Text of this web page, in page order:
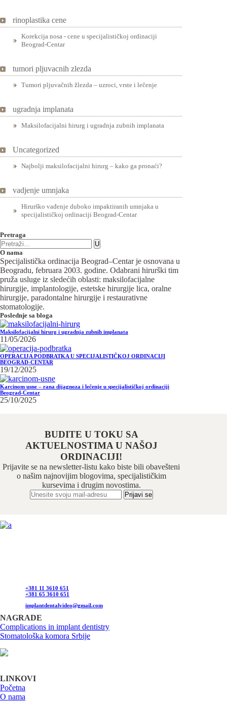
rinoplastika cene
Korekcija nosa - cene u specijalističkoj ordinaciji
Beograd-Centar
tumori pljuvacnih zlezda
Tumori pljuvačnih žlezda – uzroci, vrste i lečenje
ugradnja implanata
Maksilofacijalni hirurg i ugradnja zubnih implanata
Uncategorized
Najbolji maksilofacijalni hirurg – kako ga pronaći?
vadjenje umnjaka
Hirurško vađenje duboko impaktiranih umnjaka u
specijalističkoj ordinaciji Beograd-Centar
Pretraga
O nama
Specijalistička ordinacija Beograd–Centar je osnovana u
Beogradu, februara 2003. godine. Odabrani hirurški tim
pruža usluge iz sledećih oblasti: maksilofacijalne
hirurgije, implantologije, estetske hirurgije lica, oralne
hirurgije, paradontalne hirurgije i restaurativne
stomatologije.
Poslednje sa bloga
Maksilofacijalni hirurg i ugradnja zubnih implanata
11/05/2026
OPERACIJA PODBRATKA U SPECIJALISTIČKOJ ORDINACIJI
BEOGRAD-CENTAR
19/12/2025
Karcinom usne – rana dijagnoza i lečenje u specijalističkoj ordinaciji
Beograd-Centar
25/10/2025
BUDITE U TOKU SA
AKTUELNOSTIMA U NAŠOJ
ORDINACIJI!
Prijavite se na newsletter-listu kako biste bili obavešteni
o našim najnovijim blogovima, specijalističkim
kursevima i drugim novostima.
+381 11 3610 651
+381 65 3610 651
implantdentalvideo@gmail.com
NAGRADE
Complications in implant dentistry
Stomatološka komora Srbije
LINKOVI
Početna
O nama